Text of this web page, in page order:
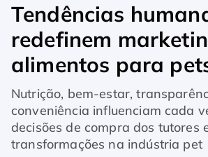
Tendências
redefinem
alimentos para
Nutrição, bem-estar,
conveniência influenciam cada
decisões de compra dos tutores
transformações na indústria pet